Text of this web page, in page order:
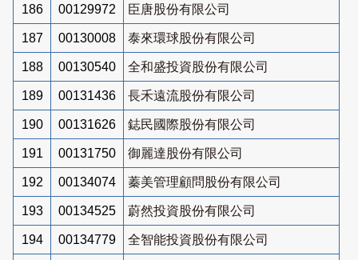
186 00129972 臣唐股份有限公司
187 00130008 泰來環球股份有限公司
188 00130540 全和盛投資股份有限公司
189 00131436 長禾遠流股份有限公司
190 00131626 鋕民國際股份有限公司
191 00131750 御麗達股份有限公司
192 00134074 蓁美管理顧問股份有限公司
193 00134525 蔚然投資股份有限公司
194 00134779 全智能投資股份有限公司